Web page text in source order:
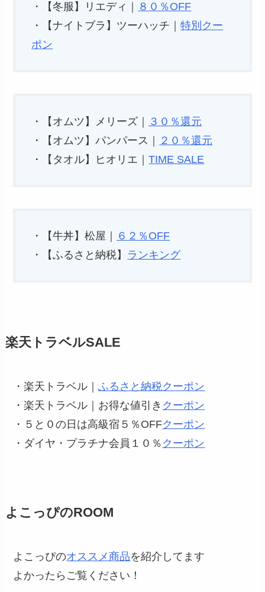
・【冬服】リエディ｜
８０％OFF
・【ナイトブラ】ツーハッチ｜特別クー
ポン
・【オムツ】メリーズ｜ ３０％還元
・【オムツ】パンパース｜ ２０％還元
・【タオル】ヒオリエ｜TIME SALE
・【牛丼】松屋｜
６２％OFF
・【ふるさと納税】 ランキング
楽天トラベルSALE
・楽天トラベル｜ふるさと納税クーポン
・楽天トラベル｜お得な値引き クーポン
・５と０の日は高級宿５％OFFクーポン
・ダイヤ・プラチナ会員１０％ クーポン
よこっぴのROOM
よこっぴのオススメ商品を紹介してます
よかったらご覧ください！